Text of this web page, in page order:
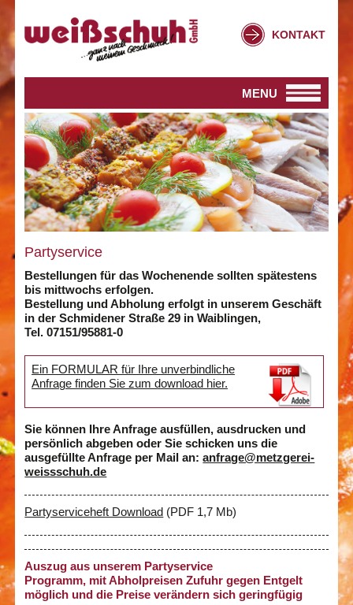
KONTAKT
MENU
Partyservice
Bestellungen für das Wochenende sollten spätestens
bis mittwochs erfolgen.
Bestellung und Abholung erfolgt in unserem Geschäft
in der Schmidener Straße 29 in Waiblingen,
Tel. 07151/95881-0
Ein FORMULAR für Ihre unverbindliche
Anfrage finden Sie zum download hier.
Sie können Ihre Anfrage ausfüllen, ausdrucken und
persönlich abgeben oder Sie schicken uns die
ausgefüllte Anfrage per Mail an:anfrage@metzgerei-
weissschuh.de
Partyserviceheft Download (PDF 1,7 Mb)
Auszug aus unserem Partyservice
Programm, mit Abholpreisen Zufuhr gegen Entgelt
möglich und die Preise verändern sich geringfügig